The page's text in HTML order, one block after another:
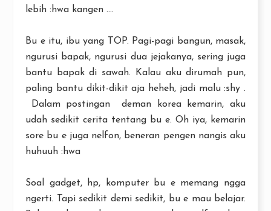
lebih :hwa kangen ....
Bu e itu, ibu yang TOP. Pagi-pagi bangun, masak,
ngurusi bapak, ngurusi dua jejakanya, sering juga
bantu bapak di sawah. Kalau aku dirumah pun,
paling bantu dikit-dikit aja heheh, jadi malu :shy .
Dalam postingan deman korea kemarin, aku
udah sedikit cerita tentang bu e. Oh iya, kemarin
sore bu e juga nelfon, beneran pengen nangis aku
huhuuh :hwa
Soal gadget, hp, komputer bu e memang ngga
ngerti. Tapi sedikit demi sedikit, bu e mau belajar.